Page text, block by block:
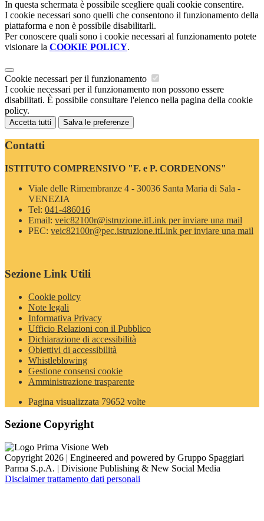
In questa schermata è possibile scegliere quali cookie consentire.
I cookie necessari sono quelli che consentono il funzionamento della
piattaforma e non è possibile disabilitarli.
Per conoscere quali sono i cookie necessari al funzionamento potete
visionare la COOKIE POLICY.
Cookie necessari per il funzionamento
I cookie necessari per il funzionamento non possono essere
disabilitati. È possibile consultare l'elenco nella pagina della cookie
policy.
Accetta tutti Salva le preferenze
Contatti
ISTITUTO COMPRENSIVO "F. e P. CORDENONS"
Viale delle Rimembranze 4 - 30036 Santa Maria di Sala -
VENEZIA
Tel: 041-486016
Email: veic82100r@istruzione.itLink per inviare una mail
PEC: veic82100r@pec.istruzione.itLink per inviare una mail
Sezione Link Utili
Cookie policy
Note legali
Informativa Privacy
Ufficio Relazioni con il Pubblico
Dichiarazione di accessibilità
Obiettivi di accessibilità
Whistleblowing
Gestione consensi cookie
Amministrazione trasparente
Pagina visualizzata 79652 volte
Sezione Copyright
Copyright 2026 | Engineered and powered by Gruppo Spaggiari
Parma S.p.A. | Divisione Publishing & New Social Media
Disclaimer trattamento dati personali